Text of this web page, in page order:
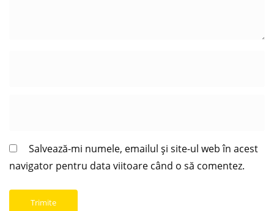
Salvează-mi numele, emailul și site-ul web în acest
navigator pentru data viitoare când o să comentez.